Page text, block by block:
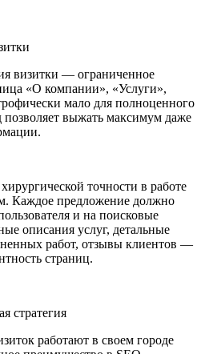
визитки — ограниченное
«О компании», «Услуги»,
мало для полноценного
выжать максимум даже
точности в работе
Каждое предложение должно
и на поисковые
описания услуг, детальные
работ, отзывы клиентов —
страниц.
стратегия
работают в своем городе